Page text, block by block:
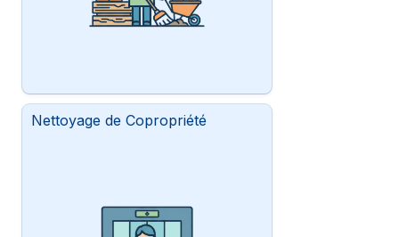
Nettoyage de Copropriété